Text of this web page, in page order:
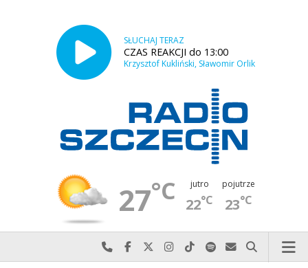
SŁUCHAJ TERAZ
CZAS REAKCJI do 13:00
Krzysztof Kukliński, Sławomir Orlik
27°C jutro
22°C
pojutrze
23°C
Najlepiej po prostu do nas zadzwoń
Odwiedź nas na Facebook-u
Odwiedź nas na X
Odwiedź nas na Instagram-ie
Odwiedź nas na TikTok-u
Szukaj nas na Spotify
Wyślij do nas
Szukaj